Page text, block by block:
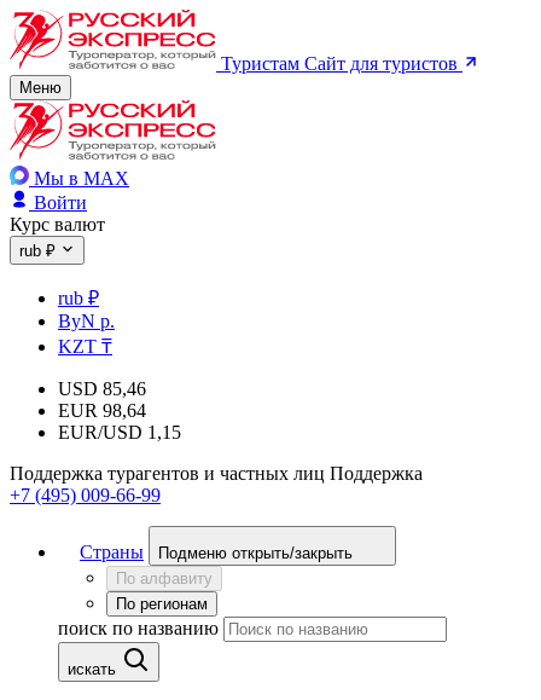
Туристам Сайт для туристов
Меню
Мы в MAX
Войти
Курс валют
rub ₽
rub ₽
ByN р.
KZT ₸
USD 85,46
EUR 98,64
EUR/USD 1,15
Поддержка турагентов и частных лиц Поддержка
+7 (495) 009-66-99
Страны
Подменю открыть/закрыть
По алфавиту
По регионам
поиск по названию
искать